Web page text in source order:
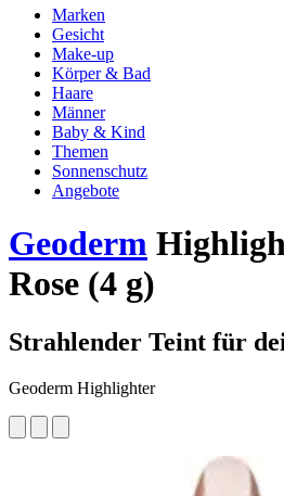
Marken
Gesicht
Make-up
Körper & Bad
Haare
Männer
Baby & Kind
Themen
Sonnenschutz
Angebote
Geoderm
Rose (4 g)
Strahlender Teint für
Geoderm Highlighter